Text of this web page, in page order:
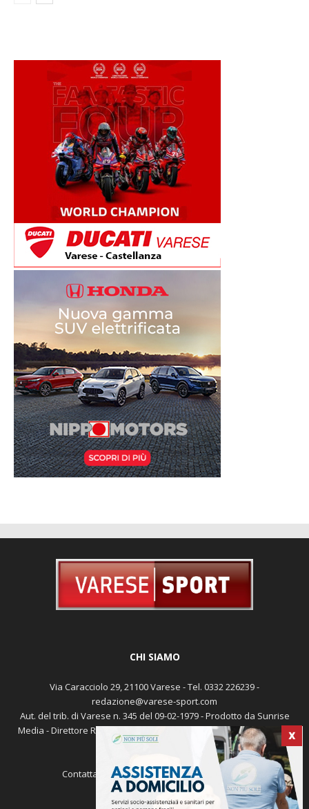
X
CHI SIAMO
Via Caracciolo 29, 21100 Varese - Tel. 0332 226239 -
redazione@varese-sport.com
Aut. del trib. di Varese n. 345 del 09-02-1979 - Prodotto da Sunrise
Media - Direttore Responsabile: Michele Marocco -Cookie policy
Pubblicità
Contattaci: redazione@varese-sport.com